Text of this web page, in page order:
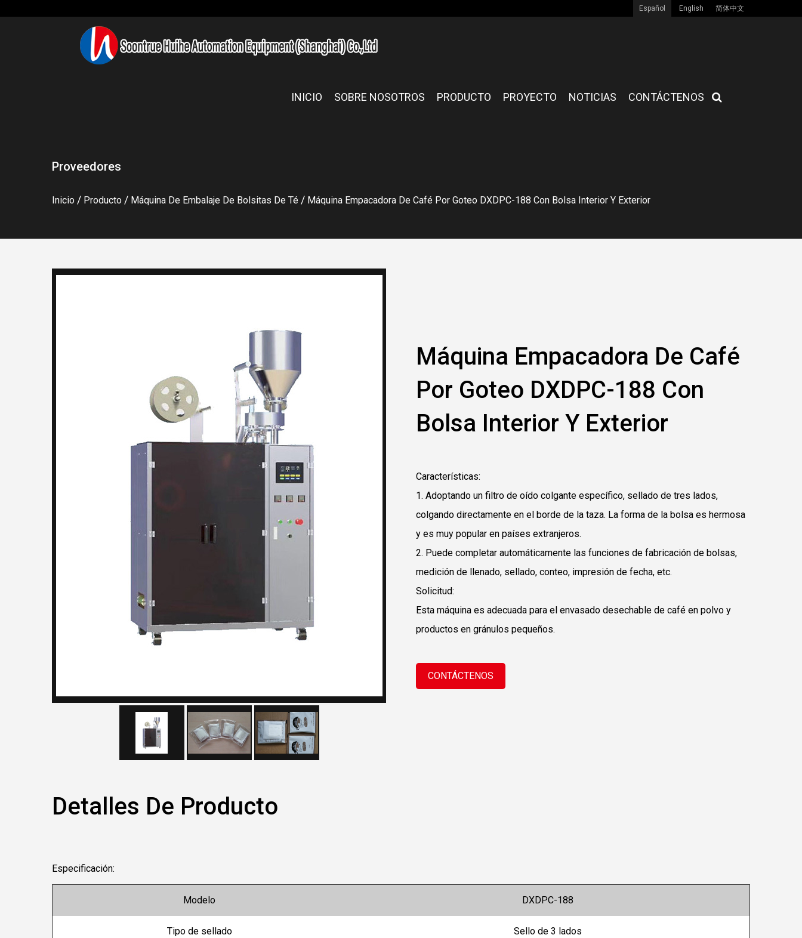
Español English 简体中文
INICIO SOBRE NOSOTROS PRODUCTO PROYECTO NOTICIAS CONTÁCTENOS
Proveedores
Inicio / Producto / Máquina De Embalaje De Bolsitas De Té / Máquina Empacadora De Café Por Goteo DXDPC-188 Con Bolsa Interior Y Exterior
Máquina Empacadora De Café
Por Goteo DXDPC-188 Con
Bolsa Interior Y Exterior
Características:
1. Adoptando un filtro de oído colgante específico, sellado de tres lados,
colgando directamente en el borde de la taza. La forma de la bolsa es hermosa
y es muy popular en países extranjeros.
2. Puede completar automáticamente las funciones de fabricación de bolsas,
medición de llenado, sellado, conteo, impresión de fecha, etc.
Solicitud:
Esta máquina es adecuada para el envasado desechable de café en polvo y
productos en gránulos pequeños.
CONTÁCTENOS
Detalles De Producto
Especificación:
Modelo DXDPC-188
Tipo de sellado Sello de 3 lados